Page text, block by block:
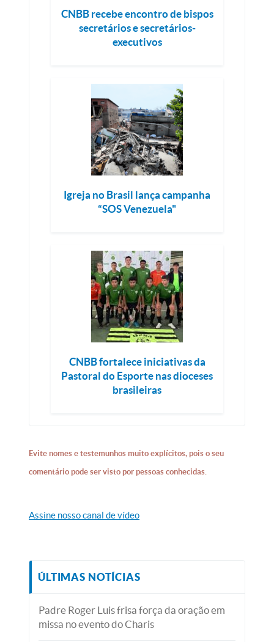
CNBB recebe encontro de bispos
secretários e secretários-
executivos
Igreja no Brasil lança campanha
“SOS Venezuela"
CNBB fortalece iniciativas da
Pastoral do Esporte nas dioceses
brasileiras
Evite nomes e testemunhos muito explícitos, pois o seu
comentário pode ser visto por pessoas conhecidas.
Assine nosso canal de vídeo
ÚLTIMAS NOTÍCIAS
Padre Roger Luis frisa força da oração em
missa no evento do Charis